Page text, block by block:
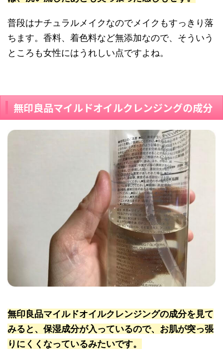
普段はナチュラルメイクなのでメイクもすっきり落
ちます。香料、着色料など無添加なので、そういう
ところも女性にはうれしい点ですよね。
無印良品マイルドオイルクレンジングの成分
無印良品マイルドオイルクレンジングの成分を見て
みると、保湿成分が入っているので、お肌が突っ張
りにくくなっているみたいです。